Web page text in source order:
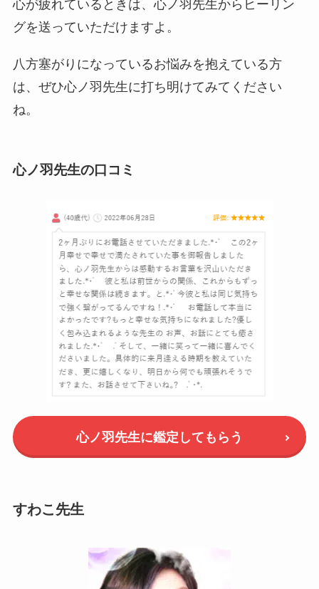
心が疲れているときは、心ノ羽先生からヒーリン
グを送っていただけますよ。
八方塞がりになっているお悩みを抱えている方
は、ぜひ心ノ羽先生に打ち明けてみてください
ね。
心ノ羽先生の口コミ
心ノ羽先生に鑑定してもらう
すわこ先生